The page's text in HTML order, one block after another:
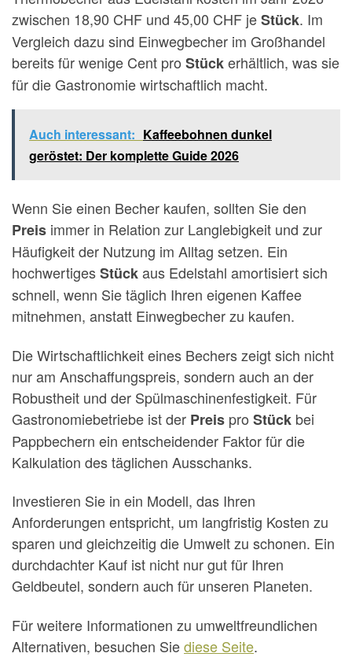
zwischen 18,90 CHF und 45,00 CHF jeStück. Im
Vergleich dazu sind Einwegbecher im Großhandel
bereits für wenige Cent pro Stückerhältlich, was sie
für die Gastronomie wirtschaftlich macht.
Auch interessant: Kaffeebohnen dunkel
geröstet: Der komplette Guide 2026
Wenn Sie einen Becher kaufen, sollten Sie den
Preis immer in Relation zur Langlebigkeit und zur
Häufigkeit der Nutzung im Alltag setzen. Ein
hochwertigesStückaus Edelstahl amortisiert sich
schnell, wenn Sie täglich Ihren eigenen Kaffee
mitnehmen, anstatt Einwegbecher zu kaufen.
Die Wirtschaftlichkeit eines Bechers zeigt sich nicht
nur am Anschaffungspreis, sondern auch an der
Robustheit und der Spülmaschinenfestigkeit. Für
Gastronomiebetriebe ist der Preis pro Stück bei
Pappbechern ein entscheidender Faktor für die
Kalkulation des täglichen Ausschanks.
Investieren Sie in ein Modell, das Ihren
Anforderungen entspricht, um langfristig Kosten zu
sparen und gleichzeitig die Umwelt zu schonen. Ein
durchdachter Kauf ist nicht nur gut für Ihren
Geldbeutel, sondern auch für unseren Planeten.
Für weitere Informationen zu umweltfreundlichen
Alternativen, besuchen Siediese Seite.